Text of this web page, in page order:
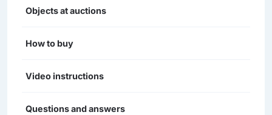
Objects at auctions
How to buy
Video instructions
Questions and answers